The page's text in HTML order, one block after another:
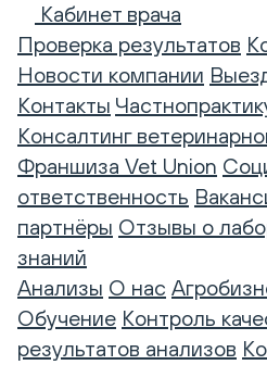
Кабинет врача
Проверка результатов
Новости компании
Контакты
Консалтинг
Франшиза Vet Union
ответственность
партнёры Отзывы о
знаний
Анализы О нас
Обучение Контроль
результатов анализов